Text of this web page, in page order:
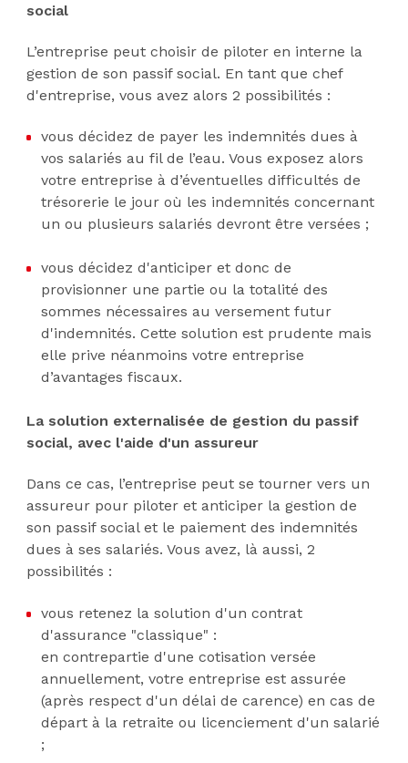
social
L’entreprise peut choisir de piloter en interne la
gestion de son passif social. En tant que chef
d'entreprise, vous avez alors 2 possibilités :
vous décidez de payer les indemnités dues à
vos salariés au fil de l’eau. Vous exposez alors
votre entreprise à d’éventuelles difficultés de
trésorerie le jour où les indemnités concernant
un ou plusieurs salariés devront être versées ;
vous décidez d'anticiper et donc de
provisionner une partie ou la totalité des
sommes nécessaires au versement futur
d'indemnités. Cette solution est prudente mais
elle prive néanmoins votre entreprise
d’avantages fiscaux.
La solution externalisée de gestion du passif
social, avec l'aide d'un assureur
Dans ce cas, l’entreprise peut se tourner vers un
assureur pour piloter et anticiper la gestion de
son passif social et le paiement des indemnités
dues à ses salariés. Vous avez, là aussi, 2
possibilités :
vous retenez la solution d'un contrat
d'assurance "classique" :
en contrepartie d'une cotisation versée
annuellement, votre entreprise est assurée
(après respect d'un délai de carence) en cas de
départ à la retraite ou licenciement d'un salarié
;